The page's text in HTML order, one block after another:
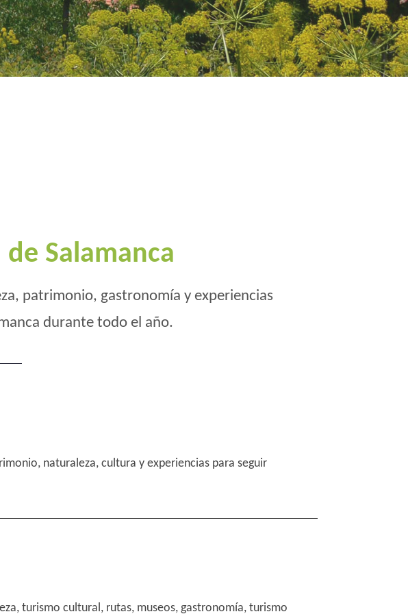
Salamanca
patrimonio, gastronomía y experiencias
durante todo el año.
naturaleza, cultura y experiencias para seguir
turismo cultural, rutas, museos, gastronomía, turismo